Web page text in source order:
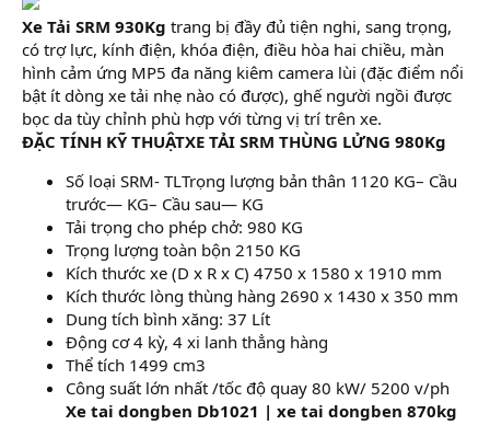
Xe Tải SRM 930Kg trang bị đầy đủ tiện nghi, sang trọng,
có trợ lực, kính điện, khóa điện, điều hòa hai chiều, màn
hình cảm ứng MP5 đa năng kiêm camera lùi (đặc điểm nổi
bật ít dòng xe tải nhẹ nào có được), ghế người ngồi được
bọc da tùy chỉnh phù hợp với từng vị trí trên xe.
ĐẶC TÍNH KỸ THUẬTXE TẢI SRM THÙNG LỬNG 980Kg
Số loại SRM- TLTrọng lượng bản thân 1120 KG– Cầu
trước— KG– Cầu sau— KG
Tải trọng cho phép chở: 980 KG
Trọng lượng toàn bộn 2150 KG
Kích thước xe (D x R x C) 4750 x 1580 x 1910 mm
Kích thước lòng thùng hàng 2690 x 1430 x 350 mm
Dung tích bình xăng: 37 Lít
Động cơ 4 kỳ, 4 xi lanh thẳng hàng
Thể tích 1499 cm3
Công suất lớn nhất /tốc độ quay 80 kW/ 5200 v/ph
Xe tai dongben Db1021 | xe tai dongben 870kg